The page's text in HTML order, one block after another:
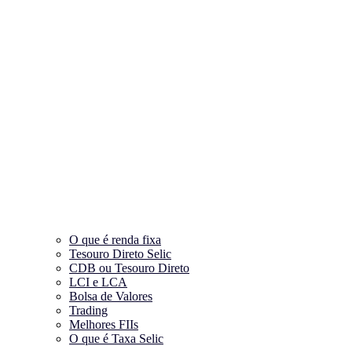
O que é renda fixa
Tesouro Direto Selic
CDB ou Tesouro Direto
LCI e LCA
Bolsa de Valores
Trading
Melhores FIIs
O que é Taxa Selic